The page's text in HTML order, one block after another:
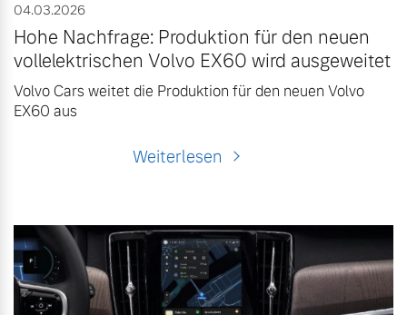
04.03.2026
Hohe Nachfrage: Produktion für den neuen
vollelektrischen Volvo EX60 wird ausgeweitet
Volvo Cars weitet die Produktion für den neuen Volvo
EX60 aus
Weiterlesen